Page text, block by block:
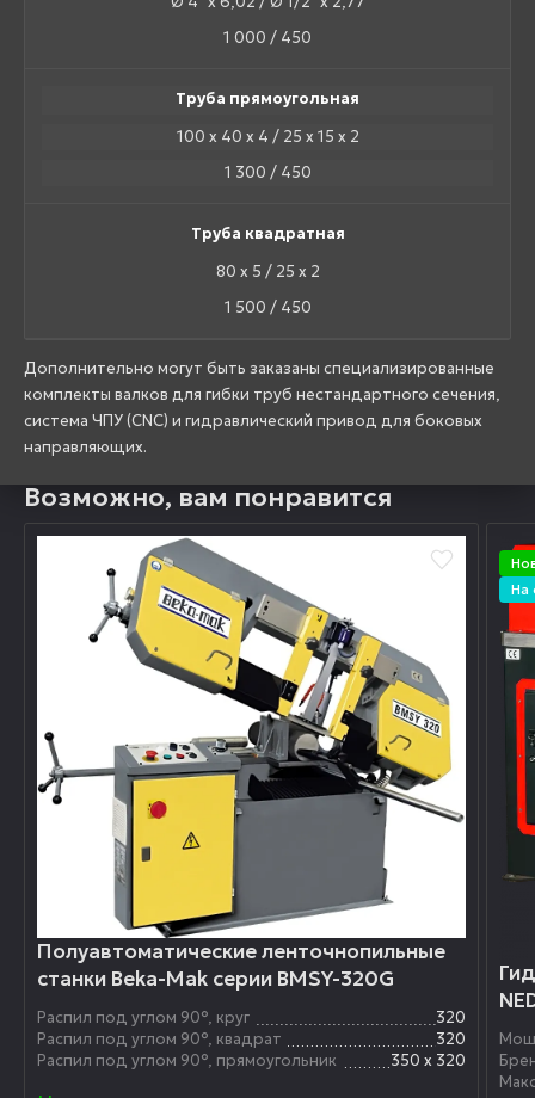
1 000 / 450
Труба прямоугольная
100 х 40 х 4 / 25 х 15 х 2
1 300 / 450
Труба квадратная
80 х 5 / 25 х 2
1 500 / 450
Дополнительно могут быть заказаны специализированные
комплекты валков для гибки труб нестандартного сечения,
система ЧПУ (CNC) и гидравлический привод для боковых
направляющих.
Возможно, вам понравится
Полуавтоматические ленточнопильные
станки Beka-Mak серии BMSY-320G
Распил под углом 90°, круг
320
Распил под углом 90°, квадрат
320
Распил под углом 90°, прямоугольник
350 х 320
На